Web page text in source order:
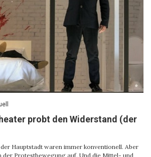
probt den Widerstand (der
Hauptstadt waren immer konventionell. Aber
der Protestbewegung auf. Und die Mittel- und